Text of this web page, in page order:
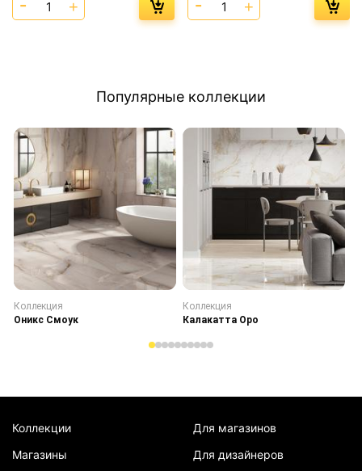
Популярные коллекции
Коллекция
Оникс Смоук
Коллекция
Калакатта Оро
Коллекции
Магазины
Для магазинов
Для дизайнеров